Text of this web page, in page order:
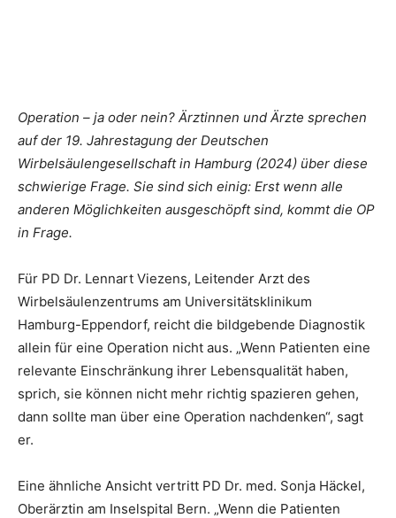
Operation – ja oder nein? Ärztinnen und Ärzte sprechen
auf der 19. Jahrestagung der Deutschen
Wirbelsäulengesellschaft in Hamburg (2024) über diese
schwierige Frage. Sie sind sich einig: Erst wenn alle
anderen Möglichkeiten ausgeschöpft sind, kommt die OP
in Frage.
Für PD Dr. Lennart Viezens, Leitender Arzt des
Wirbelsäulenzentrums am Universitätsklinikum
Hamburg-Eppendorf, reicht die bildgebende Diagnostik
allein für eine Operation nicht aus. „Wenn Patienten eine
relevante Einschränkung ihrer Lebensqualität haben,
sprich, sie können nicht mehr richtig spazieren gehen,
dann sollte man über eine Operation nachdenken“, sagt
er.
Eine ähnliche Ansicht vertritt PD Dr. med. Sonja Häckel,
Oberärztin am Inselspital Bern. „Wenn die Patienten